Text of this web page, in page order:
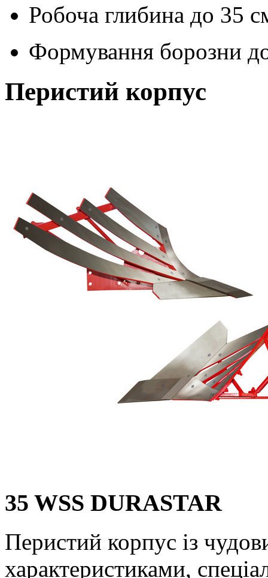
Робоча глибина до 35
Формування борозни
Перистий корпус
35 WSS DURASTAR
Перистий корпус із
характеристиками,